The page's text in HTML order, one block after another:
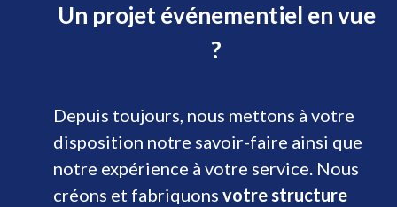
Un projet événementiel en vue
?
Depuis toujours, nous mettons à votre
disposition notre savoir-faire ainsi que
notre expérience à votre service. Nous
créons et fabriquons votre structure